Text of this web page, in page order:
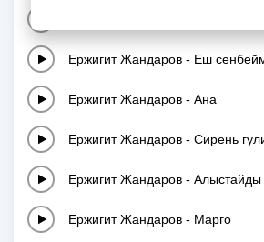
Ержигит Жандаров - Еш
Ержигит Жандаров - Ана
Ержигит Жандаров - Сирень
Ержигит Жандаров - Алыстайды
Ержигит Жандаров - Марго